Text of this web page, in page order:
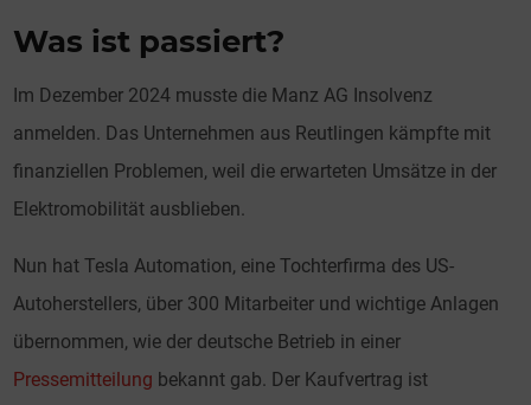
Was ist passiert?
Im Dezember 2024 musste die Manz AG Insolvenz
anmelden. Das Unternehmen aus Reutlingen kämpfte mit
finanziellen Problemen, weil die erwarteten Umsätze in der
Elektromobilität ausblieben.
Nun hat Tesla Automation, eine Tochterfirma des US-
Autoherstellers, über 300 Mitarbeiter und wichtige Anlagen
übernommen, wie der deutsche Betrieb in einer
Pressemitteilung bekannt gab. Der Kaufvertrag ist